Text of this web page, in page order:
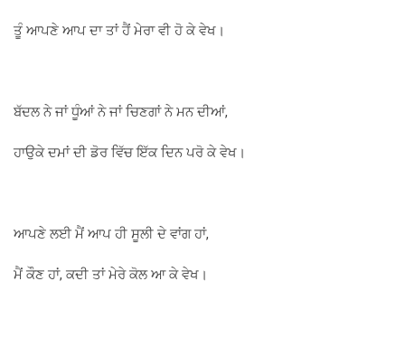
ਤੂੰ ਆਪਣੇ ਆਪ ਦਾ ਤਾਂ ਹੈਂ ਮੇਰਾ ਵੀ ਹੋ ਕੇ ਵੇਖ।
ਬੱਦਲ ਨੇ ਜਾਂ ਧੂੰਆਂ ਨੇ ਜਾਂ ਚਿਣਗਾਂ ਨੇ ਮਨ ਦੀਆਂ,
ਹਾਉਕੇ ਦਮਾਂ ਦੀ ਡੋਰ ਵਿੱਚ ਇੱਕ ਦਿਨ ਪਰੋ ਕੇ ਵੇਖ।
ਆਪਣੇ ਲਈ ਮੈਂ ਆਪ ਹੀ ਸੂਲੀ ਦੇ ਵਾਂਗ ਹਾਂ,
ਮੈਂ ਕੌਣ ਹਾਂ, ਕਦੀ ਤਾਂ ਮੇਰੇ ਕੋਲ ਆ ਕੇ ਵੇਖ।